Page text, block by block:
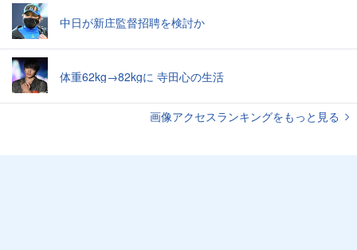
中日が新庄監督招聘を検討か
体重62kg→82kgに 寺田心の生活
画像アクセスランキングをもっと見る